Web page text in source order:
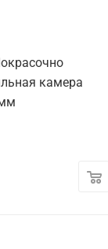
камера